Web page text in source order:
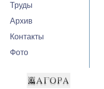
Труды
Архив
Контакты
Фото